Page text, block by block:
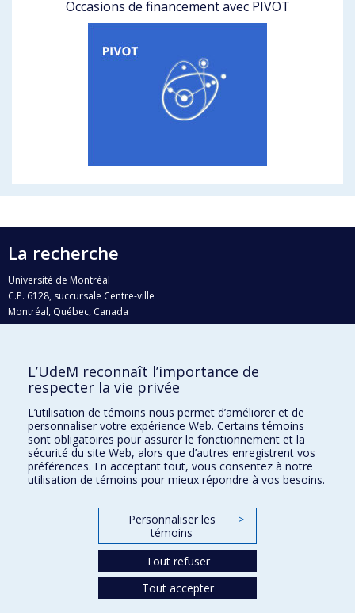
Occasions de financement avec PIVOT
La recherche
Université de Montréal
C.P. 6128, succursale Centre-ville
Montréal, Québec, Canada
H3C 3J7
Qui fait quoi?
Nous trouver
Plan du site
Accessibilité
L’UdeM reconnaît l’importance de
respecter la vie privée
L’utilisation de témoins nous permet d’améliorer et de
personnaliser votre expérience Web. Certains témoins
sont obligatoires pour assurer le fonctionnement et la
sécurité du site Web, alors que d’autres enregistrent vos
préférences. En acceptant tout, vous consentez à notre
utilisation de témoins pour mieux répondre à vos besoins.
Personnaliser les
témoins
>
Tout refuser
Tout accepter